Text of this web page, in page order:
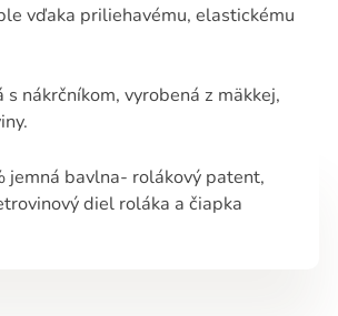
vďaka priliehavému, elastickému
s nákrčníkom, vyrobená z mäkkej,
jemná bavlna- rolákový patent,
diel roláka a čiapka